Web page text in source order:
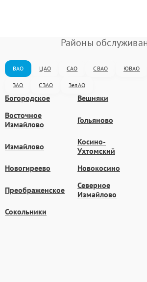
Районы
ВАО ЦАО САО СВАО ЮВАО
ЗАО СЗАО ЗелАО
Богородское Вешняки
Восточное
Измайлово
Гольяново
Измайлово
Косино-
Ухтомский
Новогиреево Новокосино
Преображенское
Северное
Измайлово
Сокольники